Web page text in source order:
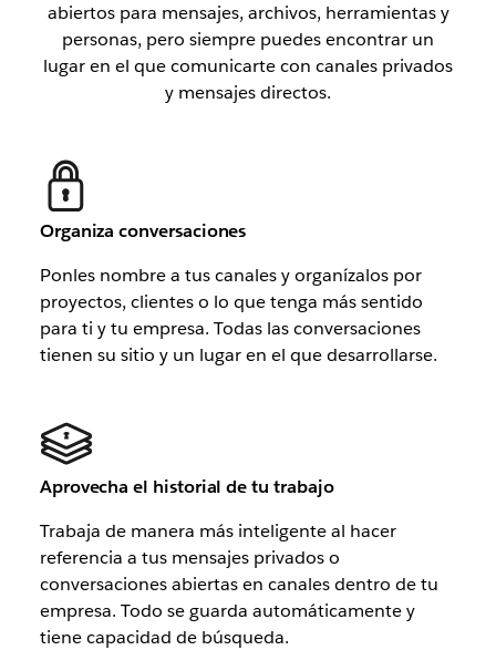
abiertos para mensajes, archivos, herramientas y
personas, pero siempre puedes encontrar un
lugar en el que comunicarte con canales privados
y mensajes directos.
Organiza conversaciones
Ponles nombre a tus canales y organízalos por
proyectos, clientes o lo que tenga más sentido
para ti y tu empresa. Todas las conversaciones
tienen su sitio y un lugar en el que desarrollarse.
Aprovecha el historial de tu trabajo
Trabaja de manera más inteligente al hacer
referencia a tus mensajes privados o
conversaciones abiertas en canales dentro de tu
empresa. Todo se guarda automáticamente y
tiene capacidad de búsqueda.